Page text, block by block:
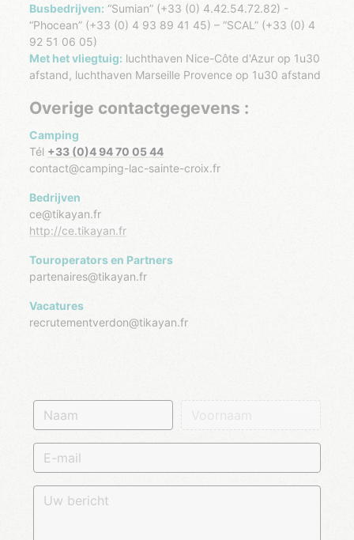
Busbedrijven: “Sumian” (+33 (0) 4.42.54.72.82) -
“Phocean” (+33 (0) 4 93 89 41 45) – “SCAL” (+33 (0) 4
92 51 06 05)
Met het vliegtuig: luchthaven Nice-Côte d'Azur op 1u30
afstand, luchthaven Marseille Provence op 1u30 afstand
Overige contactgegevens :
Camping
Tél +33 (0)4 94 70 05 44
contact@camping-lac-sainte-croix.fr
Bedrijven
ce@tikayan.fr
http://ce.tikayan.fr
Touroperators en Partners
partenaires@tikayan.fr
Vacatures
recrutementverdon@tikayan.fr
Naam
E-mail
Uw bericht